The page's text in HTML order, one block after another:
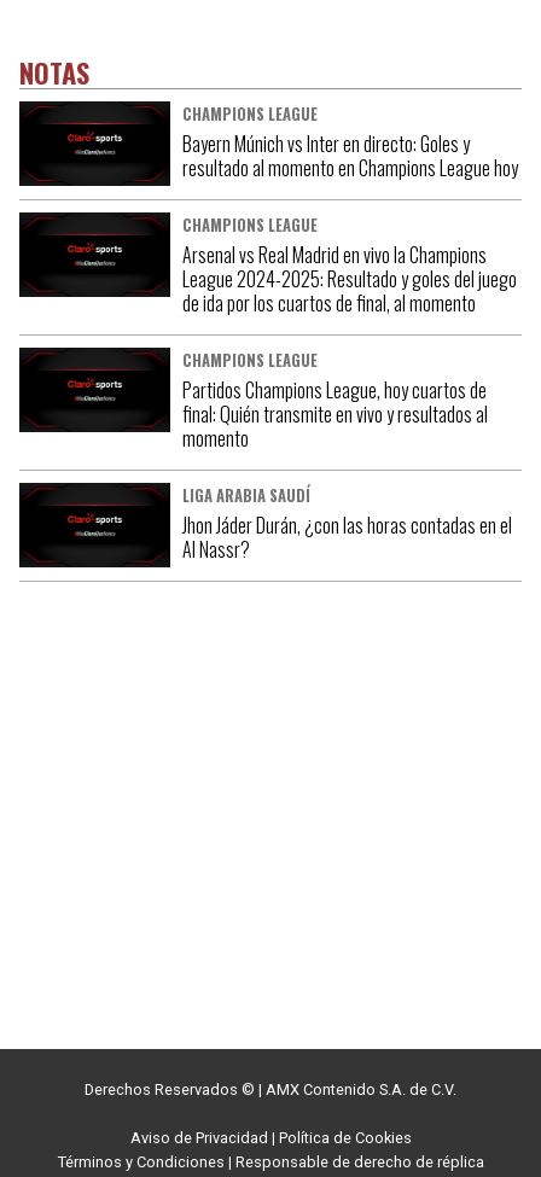
NOTAS
CHAMPIONS LEAGUE
Bayern Múnich vs Inter en directo: Goles y
resultado al momento en Champions League hoy
CHAMPIONS LEAGUE
Arsenal vs Real Madrid en vivo la Champions
League 2024-2025: Resultado y goles del juego
de ida por los cuartos de final, al momento
CHAMPIONS LEAGUE
Partidos Champions League, hoy cuartos de
final: Quién transmite en vivo y resultados al
momento
LIGA ARABIA SAUDÍ
Jhon Jáder Durán, ¿con las horas contadas en el
Al Nassr?
Derechos Reservados © | AMX Contenido S.A. de C.V.
Aviso de Privacidad | Política de Cookies
Términos y Condiciones | Responsable de derecho de réplica